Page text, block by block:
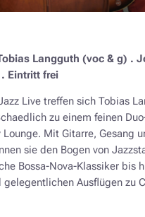
Langguth (voc & g) .
Eintritt frei
Live treffen sich Tobias
zu einem feinen
Mit Gitarre, Gesang
sie den Bogen von
Bossa-Nova-Klassiker bis
gelegentlichen Ausflügen zu